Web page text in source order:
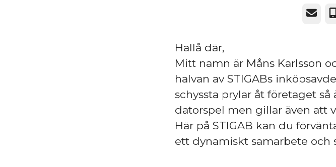
E-post
Hallå där,
Mitt namn är Måns Karlsson
halvan av STIGABs
schyssta prylar åt företaget
datorspel men gillar även att
Här på STIGAB kan du
ett dynamiskt samarbete och